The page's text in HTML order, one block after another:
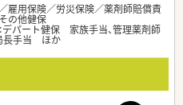
雇用保険／労災保険／薬剤師賠償責
の他健保
デパート健保 家族手当、管理薬剤師
長手当 ほか